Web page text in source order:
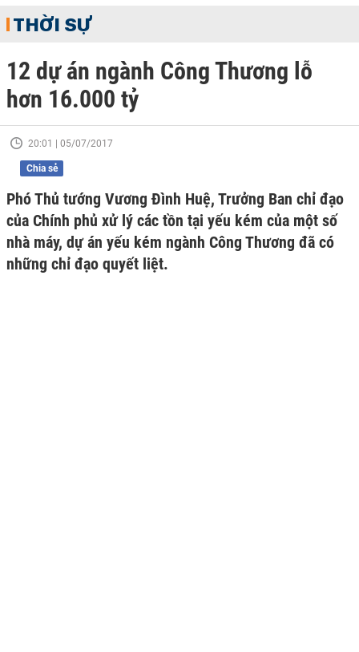
THỜI SỰ
12 dự án ngành Công Thương lỗ
hơn 16.000 tỷ
20:01 | 05/07/2017
Chia sẻ
Phó Thủ tướng Vương Đình Huệ, Trưởng Ban chỉ đạo
của Chính phủ xử lý các tồn tại yếu kém của một số
nhà máy, dự án yếu kém ngành Công Thương đã có
những chỉ đạo quyết liệt.